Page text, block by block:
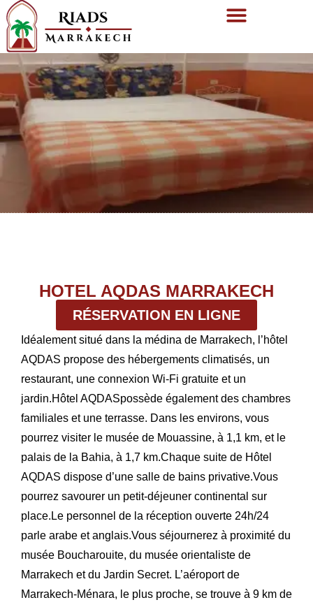
HOTEL AQDAS MARRAKECH
RÉSERVATION EN LIGNE
Idéalement situé dans la médina de Marrakech, l’hôtel
AQDAS propose des hébergements climatisés, un
restaurant, une connexion Wi-Fi gratuite et un
jardin.Hôtel AQDASpossède également des chambres
familiales et une terrasse. Dans les environs, vous
pourrez visiter le musée de Mouassine, à 1,1 km, et le
palais de la Bahia, à 1,7 km.Chaque suite de Hôtel
AQDAS dispose d’une salle de bains privative.Vous
pourrez savourer un petit-déjeuner continental sur
place.Le personnel de la réception ouverte 24h/24
parle arabe et anglais.Vous séjournerez à proximité du
musée Boucharouite, du musée orientaliste de
Marrakech et du Jardin Secret. L’aéroport de
Marrakech-Ménara, le plus proche, se trouve à 9 km de